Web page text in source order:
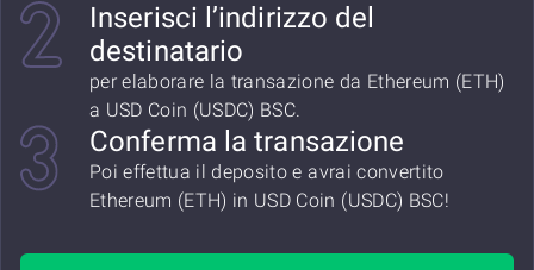
Inserisci l’indirizzo del
destinatario
per elaborare la transazione da Ethereum (ETH)
a USD Coin (USDC) BSC.
Conferma la transazione
Poi effettua il deposito e avrai convertito
Ethereum (ETH) in USD Coin (USDC) BSC!